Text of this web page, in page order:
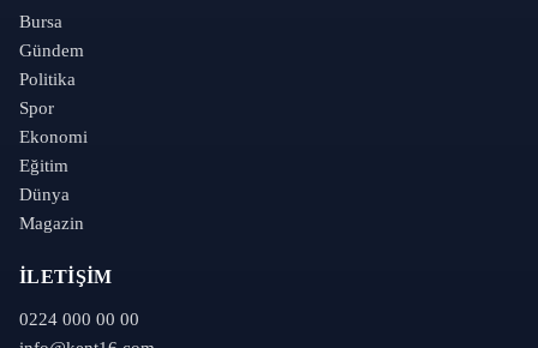
Bursa
Gündem
Politika
Spor
Ekonomi
Eğitim
Dünya
Magazin
İLETIŞIM
0224 000 00 00